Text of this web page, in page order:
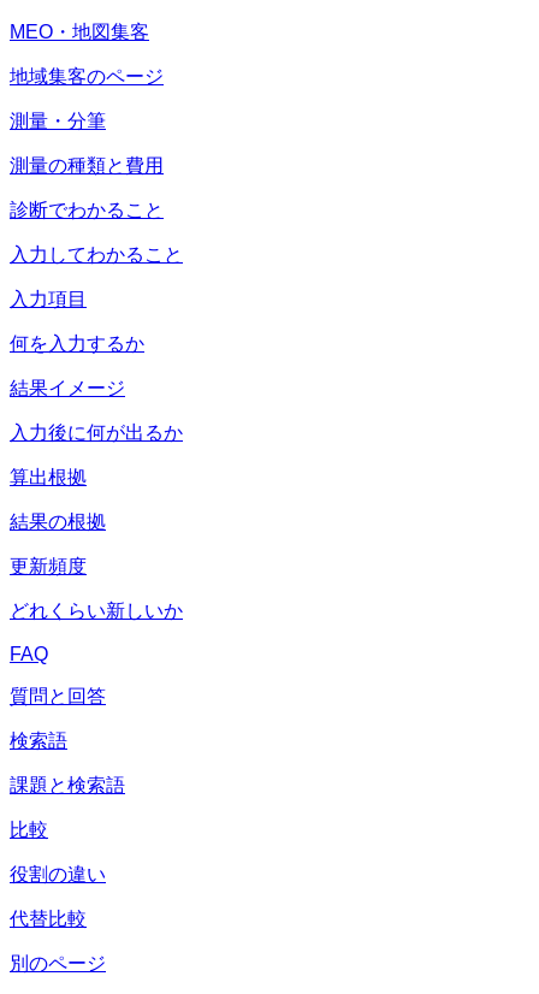
MEO・地図集客
地域集客のページ
測量・分筆
測量の種類と費用
診断でわかること
入力してわかること
入力項目
何を入力するか
結果イメージ
入力後に何が出るか
算出根拠
結果の根拠
更新頻度
どれくらい新しいか
FAQ
質問と回答
検索語
課題と検索語
比較
役割の違い
代替比較
別のページ